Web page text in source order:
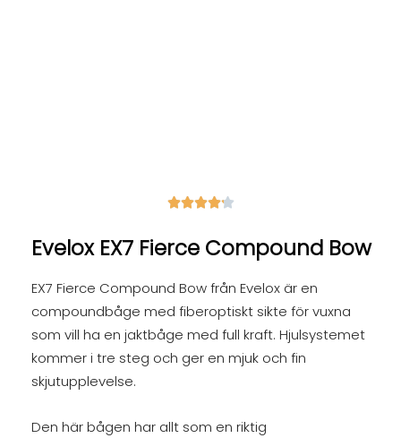

Evelox EX7 Fierce Compound Bow
EX7 Fierce Compound Bow från Evelox är en
compoundbåge med fiberoptiskt sikte för vuxna
som vill ha en jaktbåge med full kraft. Hjulsystemet
kommer i tre steg och ger en mjuk och fin
skjutupplevelse.
Den här bågen har allt som en riktig